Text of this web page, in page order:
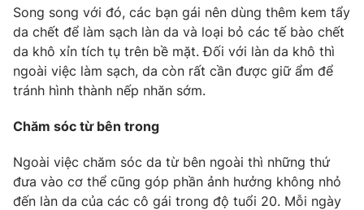
VTV4 Vươn mình bằng AI
VTV9 VTV8
Song song với đó, các bạn gái nên dùng thêm kem tẩy
da chết để làm sạch làn da và loại bỏ các tế bào chết
da khô xỉn tích tụ trên bề mặt. Đối với làn da khô thì
ngoài việc làm sạch, da còn rất cần được giữ ẩm để
tránh hình thành nếp nhăn sớm.
Chăm sóc từ bên trong
Ngoài việc chăm sóc da từ bên ngoài thì những thứ
đưa vào cơ thể cũng góp phần ảnh hưởng không nhỏ
đến làn da của các cô gái trong độ tuổi 20. Mỗi ngày